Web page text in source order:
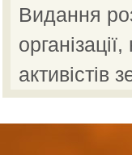
Видання
активістів